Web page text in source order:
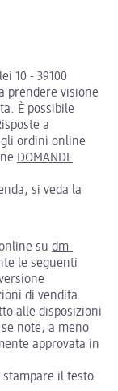
10 - 39100
prendere visione
È possibile
a
ordini online
DOMANDE
si veda la
su dm-
le seguenti
di vendita
alle disposizioni
note, a meno
approvata in
stampare il testo